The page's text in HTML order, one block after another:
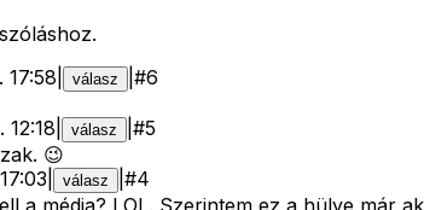
. 17:58 válasz #6
. 12:18 válasz #5
😉
17:03 válasz #4